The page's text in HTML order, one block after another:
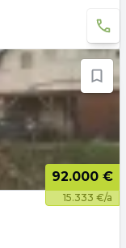
92.000 €
15.333 €/a